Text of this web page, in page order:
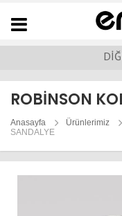
Navigation
ROBİNSON
Anasayfa Ürünlerimiz
SANDALYE